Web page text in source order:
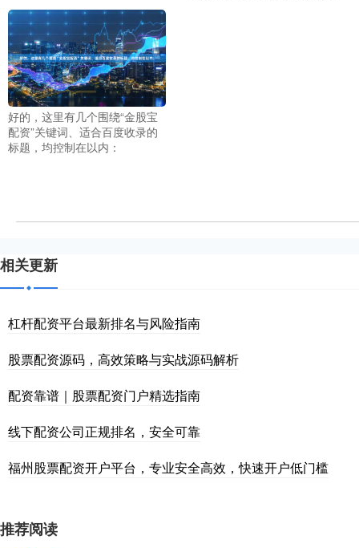
好的，这里有几个围绕“金股宝
配资”关键词、适合百度收录的
标题，均控制在以内：
相关更新
杠杆配资平台最新排名与风险指南
股票配资源码，高效策略与实战源码解析
配资靠谱｜股票配资门户精选指南
线下配资公司正规排名，安全可靠
福州股票配资开户平台，专业安全高效，快速开户低门槛
推荐阅读